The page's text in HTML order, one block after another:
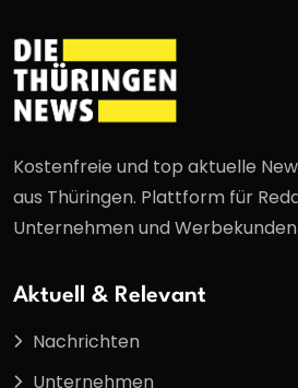
Kostenfreie und top aktuelle
aus Thüringen. Plattform für
Unternehmen und Werbekunden
Aktuell & Relevant
Nachrichten
Unternehmen